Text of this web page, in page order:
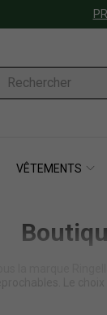
VÊTEMENTS
la marque
Le